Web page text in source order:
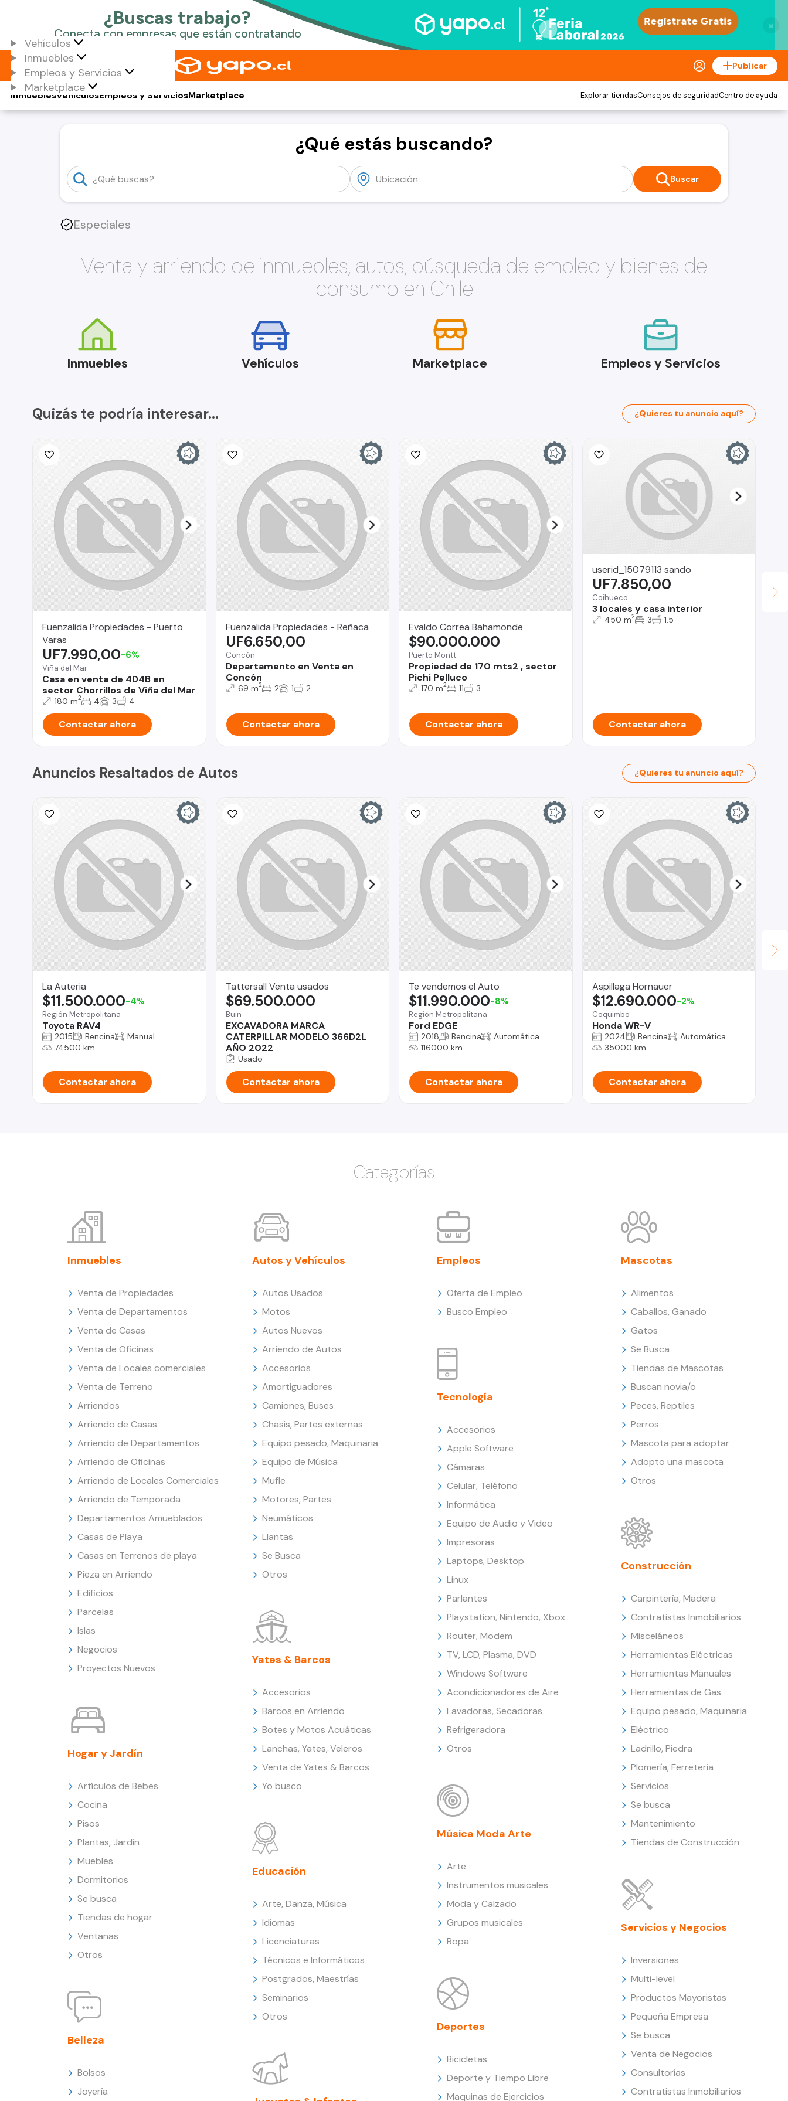
×
Vehículos
Inmuebles
Empleos y Servicios
Marketplace
Publicar
Vehículos
Inmuebles Empleos y ServiciosMarketplace Explorar tiendasConsejos de seguridadCentro de ayuda
¿Qué estás buscando?
Buscar
Especiales
Venta y arriendo de inmuebles, autos, búsqueda de empleo y bienes de
consumo en Chile
Inmuebles Vehículos Marketplace Empleos y Servicios
Quizás te podría interesar... ¿Quieres tu anuncio aquí?
Fuenzalida Propiedades - Puerto
Varas
Viña del Mar
Casa en venta de 4D4B en
sector Chorrillos de Viña del Mar
UF7.990,00-6%
180 m2 4 3 4
Contactar ahora
Fuenzalida Propiedades - Reñaca
Concón
Departamento en Venta en
Concón
UF6.650,00
69 m2 2 1 2
Contactar ahora
Evaldo Correa Bahamonde
Puerto Montt
Propiedad de 170 mts2 , sector
Pichi Pelluco
$90.000.000
170 m2 11 3
Contactar ahora
userid_15079113 sando
Coihueco
3 locales y casa interior
UF7.850,00
450 m2 3 1.5
Contactar ahora
Anuncios Resaltados de Autos ¿Quieres tu anuncio aquí?
La Auteria
Región Metropolitana
Toyota RAV4
$11.500.000-4%
2015 Bencina
Manual
74500 km
Contactar ahora
Tattersall Venta usados
Buin
EXCAVADORA MARCA
CATERPILLAR MODELO 366D2L
AÑO 2022
$69.500.000
Usado
Contactar ahora
Te vendemos el Auto
Región Metropolitana
Ford EDGE
$11.990.000-8%
2018 Bencina
Automática
116000 km
Contactar ahora
Aspillaga Hornauer
Coquimbo
Honda WR-V
$12.690.000-2%
2024 Bencina
Automática
35000 km
Contactar ahora
Categorías
Inmuebles
Venta de Propiedades
Venta de Departamentos
Venta de Casas
Venta de Oficinas
Venta de Locales comerciales
Venta de Terreno
Arriendos
Arriendo de Casas
Arriendo de Departamentos
Arriendo de Oficinas
Arriendo de Locales Comerciales
Arriendo de Temporada
Departamentos Amueblados
Casas de Playa
Casas en Terrenos de playa
Pieza en Arriendo
Edificios
Parcelas
Islas
Negocios
Proyectos Nuevos
Hogar y Jardín
Artículos de Bebes
Cocina
Pisos
Plantas, Jardín
Muebles
Dormitorios
Se busca
Tiendas de hogar
Ventanas
Otros
Belleza
Bolsos
Joyería
Autos y Vehículos
Autos Usados
Motos
Autos Nuevos
Arriendo de Autos
Accesorios
Amortiguadores
Camiones, Buses
Chasis, Partes externas
Equipo pesado, Maquinaria
Equipo de Música
Mufle
Motores, Partes
Neumáticos
Llantas
Se Busca
Otros
Yates & Barcos
Accesorios
Barcos en Arriendo
Botes y Motos Acuáticas
Lanchas, Yates, Veleros
Venta de Yates & Barcos
Yo busco
Educación
Arte, Danza, Música
Idiomas
Licenciaturas
Técnicos e Informáticos
Postgrados, Maestrías
Seminarios
Otros
Empleos
Oferta de Empleo
Busco Empleo
Tecnología
Accesorios
Apple Software
Cámaras
Celular, Teléfono
Informática
Equipo de Audio y Video
Impresoras
Laptops, Desktop
Linux
Parlantes
Playstation, Nintendo, Xbox
Router, Modem
TV, LCD, Plasma, DVD
Windows Software
Acondicionadores de Aire
Lavadoras, Secadoras
Refrigeradora
Otros
Música Moda Arte
Arte
Instrumentos musicales
Moda y Calzado
Grupos musicales
Ropa
Deportes
Bicicletas
Deporte y Tiempo Libre
Maquinas de Ejercicios
Mascotas
Alimentos
Caballos, Ganado
Gatos
Se Busca
Tiendas de Mascotas
Buscan novia/o
Peces, Reptiles
Perros
Mascota para adoptar
Adopto una mascota
Otros
Construcción
Carpintería, Madera
Contratistas Inmobiliarios
Misceláneos
Herramientas Eléctricas
Herramientas Manuales
Herramientas de Gas
Equipo pesado, Maquinaria
Eléctrico
Ladrillo, Piedra
Plomería, Ferretería
Servicios
Se busca
Mantenimiento
Tiendas de Construcción
Servicios y Negocios
Inversiones
Multi-level
Productos Mayoristas
Pequeña Empresa
Se busca
Venta de Negocios
Consultorías
Contratistas Inmobiliarios